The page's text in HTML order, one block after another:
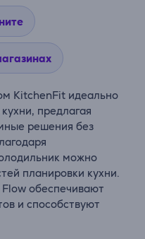
KitchenFit идеально
предлагая
решения без
можно
планировки кухни.
обеспечивают
и способствуют